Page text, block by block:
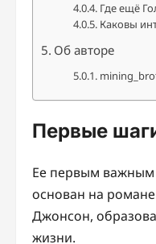
Где ещё
Каковы
Об авторе
Первые
Ее первым важным
основан на
Джонсон,
жизни.